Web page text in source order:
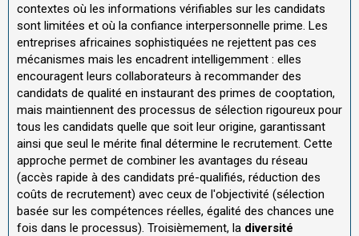
contextes où les informations vérifiables sur les candidats
sont limitées et où la confiance interpersonnelle prime. Les
entreprises africaines sophistiquées ne rejettent pas ces
mécanismes mais les encadrent intelligemment : elles
encouragent leurs collaborateurs à recommander des
candidats de qualité en instaurant des primes de cooptation,
mais maintiennent des processus de sélection rigoureux pour
tous les candidats quelle que soit leur origine, garantissant
ainsi que seul le mérite final détermine le recrutement. Cette
approche permet de combiner les avantages du réseau
(accès rapide à des candidats pré-qualifiés, réduction des
coûts de recrutement) avec ceux de l'objectivité (sélection
basée sur les compétences réelles, égalité des chances une
fois dans le processus). Troisièmement, la diversité